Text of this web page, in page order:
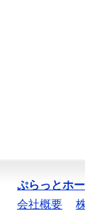
ぷらっとホ
会社概要